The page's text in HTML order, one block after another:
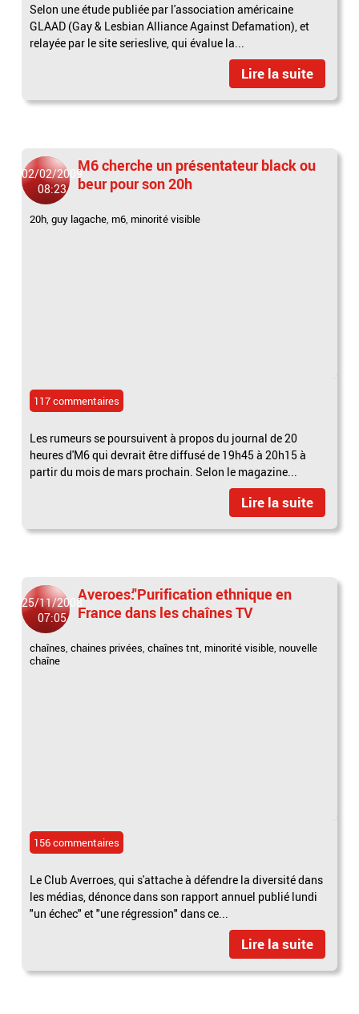
Selon une étude publiée par l'association américaine
GLAAD (Gay & Lesbian Alliance Against Defamation), et
relayée par le site serieslive, qui évalue la...
Lire la suite
02/02/2009
08:23
M6 cherche un présentateur black ou
beur pour son 20h
20h,guy lagache, m6, minorité visible
117 commentaires
Les rumeurs se poursuivent à propos du journal de 20
heures d'M6 qui devrait être diffusé de 19h45 à 20h15 à
partir du mois de mars prochain. Selon le magazine...
Lire la suite
25/11/2008
07:05
Averoes:"Purification ethnique en
France dans les chaînes TV
chaînes,chaines privées,chaînes tnt, minorité visible, nouvelle
chaîne
156 commentaires
Le Club Averroes, qui s'attache à défendre la diversité dans
les médias, dénonce dans son rapport annuel publié lundi
"un échec" et "une régression" dans ce...
Lire la suite